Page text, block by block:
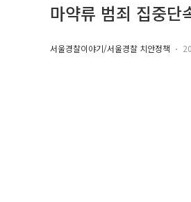
마약류 범죄 집중단
서울경찰이야기/서울경찰 치안정책